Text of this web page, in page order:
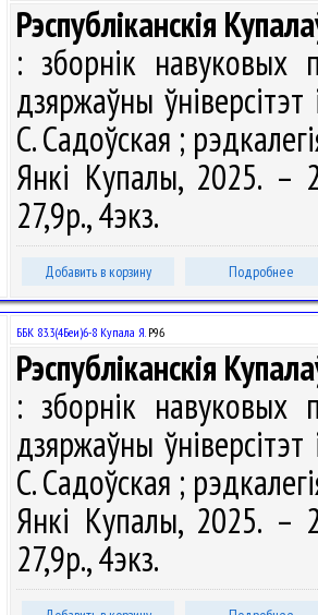
Рэспубліканскія
: зборнік навуковых
дзяржаўны
С. Садоўская ;
Янкі Купалы, 2025. –
27,9р., 4экз.
Добавить в корзину Подробнее
ББК 83.3(4Беи)6-8 Купала Я.Р96
Рэспубліканскія
: зборнік навуковых
дзяржаўны
С. Садоўская ;
Янкі Купалы, 2025. –
27,9р., 4экз.